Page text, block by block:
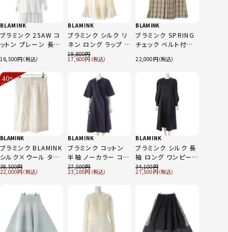
BLAMINK
ブラミンク 25AW コ
ットン プレーン 長袖
7911-230-0163 ホ
ワイト 38
16,500
BLAMINK
ブラミンク シルク リ
ネン ロング ラップ ス
カート 7924-230-
0300 ホワイト 38
19,800
17,600
BLAMINK
ブラミンク SPRING
チェック ベルト付き
ト 7924-230-0433
22,000
40%
OFF
BLAMINK
ブラミンク BLAMINK
シルク×ウール タッ
ク ショート ハーフパ
ンツ 7914-299-
38,500
22,000
BLAMINK
ブラミンク コットン
半袖 ノーカラー コー
ト アウター ネイビー
36
27,500
23,100
BLAMINK
ブラミンク シルク 長
袖 ロング ワンピース
ドレス 7926-230-
0405 ブラック 36
34,100
27,500